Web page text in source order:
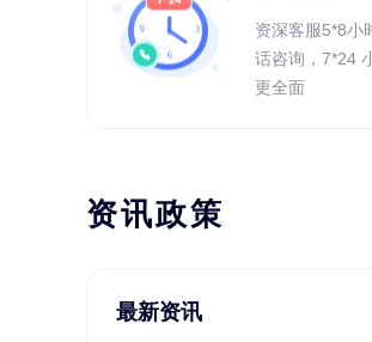
资深客服5*8小
话咨询，7*24
更全面
资讯政策
最新资讯